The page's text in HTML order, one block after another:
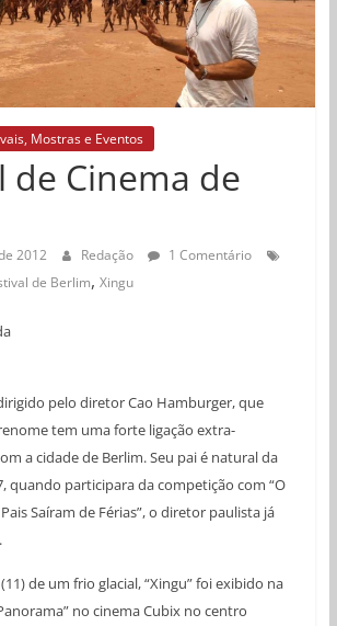
Mostras e Eventos
de Cinema de
2012 Redação
1 Comentário
de Berlim, Xingu
pelo diretor Cao Hamburger, que
tem uma forte ligação extra-
a cidade de Berlim. Seu pai é natural da
quando participara da competição com “O
Saíram de Férias”, o diretor paulista já
de um frio glacial, “Xingu” foi exibido na
no cinema Cubix no centro